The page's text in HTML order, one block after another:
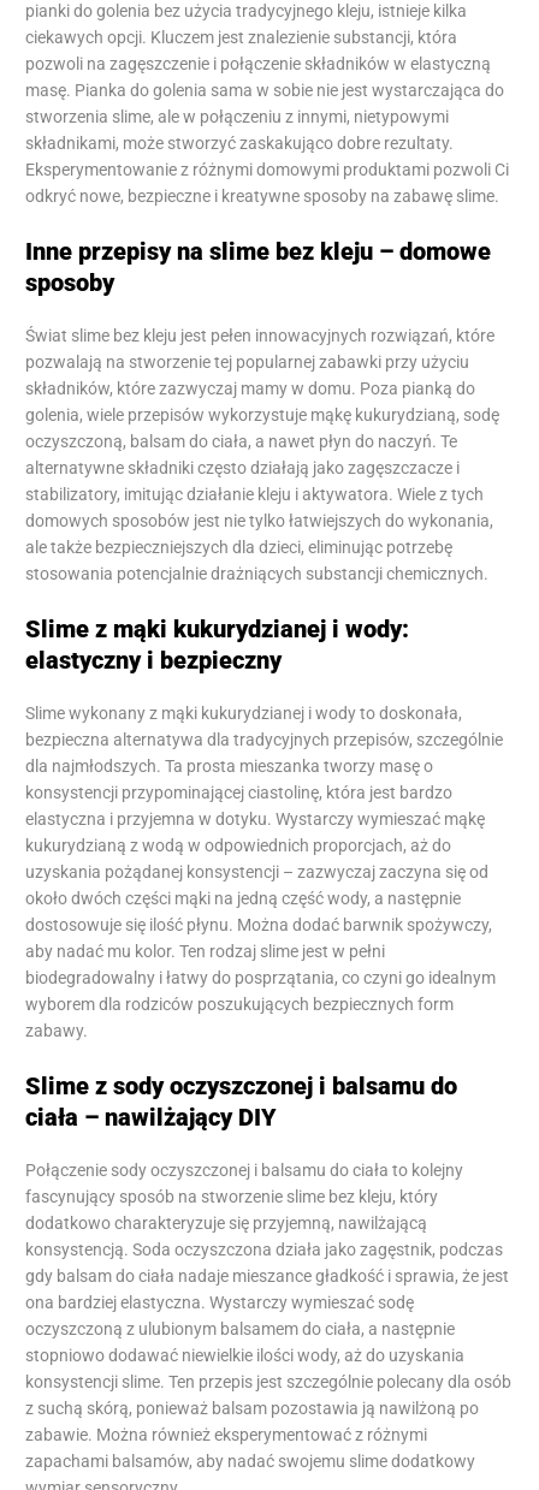
pianki do golenia bez użycia tradycyjnego kleju, istnieje kilka
ciekawych opcji. Kluczem jest znalezienie substancji, która
pozwoli na zagęszczenie i połączenie składników w elastyczną
masę. Pianka do golenia sama w sobie nie jest wystarczająca do
stworzenia slime, ale w połączeniu z innymi, nietypowymi
składnikami, może stworzyć zaskakująco dobre rezultaty.
Eksperymentowanie z różnymi domowymi produktami pozwoli Ci
odkryć nowe, bezpieczne i kreatywne sposoby na zabawę slime.
Inne przepisy na slime bez kleju – domowe
sposoby
Świat slime bez kleju jest pełen innowacyjnych rozwiązań, które
pozwalają na stworzenie tej popularnej zabawki przy użyciu
składników, które zazwyczaj mamy w domu. Poza pianką do
golenia, wiele przepisów wykorzystuje mąkę kukurydzianą, sodę
oczyszczoną, balsam do ciała, a nawet płyn do naczyń. Te
alternatywne składniki często działają jako zagęszczacze i
stabilizatory, imitując działanie kleju i aktywatora. Wiele z tych
domowych sposobów jest nie tylko łatwiejszych do wykonania,
ale także bezpieczniejszych dla dzieci, eliminując potrzebę
stosowania potencjalnie drażniących substancji chemicznych.
Slime z mąki kukurydzianej i wody:
elastyczny i bezpieczny
Slime wykonany z mąki kukurydzianej i wody to doskonała,
bezpieczna alternatywa dla tradycyjnych przepisów, szczególnie
dla najmłodszych. Ta prosta mieszanka tworzy masę o
konsystencji przypominającej ciastolinę, która jest bardzo
elastyczna i przyjemna w dotyku. Wystarczy wymieszać mąkę
kukurydzianą z wodą w odpowiednich proporcjach, aż do
uzyskania pożądanej konsystencji – zazwyczaj zaczyna się od
około dwóch części mąki na jedną część wody, a następnie
dostosowuje się ilość płynu. Można dodać barwnik spożywczy,
aby nadać mu kolor. Ten rodzaj slime jest w pełni
biodegradowalny i łatwy do posprzątania, co czyni go idealnym
wyborem dla rodziców poszukujących bezpiecznych form
zabawy.
Slime z sody oczyszczonej i balsamu do
ciała – nawilżający DIY
Połączenie sody oczyszczonej i balsamu do ciała to kolejny
fascynujący sposób na stworzenie slime bez kleju, który
dodatkowo charakteryzuje się przyjemną, nawilżającą
konsystencją. Soda oczyszczona działa jako zagęstnik, podczas
gdy balsam do ciała nadaje mieszance gładkość i sprawia, że jest
ona bardziej elastyczna. Wystarczy wymieszać sodę
oczyszczoną z ulubionym balsamem do ciała, a następnie
stopniowo dodawać niewielkie ilości wody, aż do uzyskania
konsystencji slime. Ten przepis jest szczególnie polecany dla osób
z suchą skórą, ponieważ balsam pozostawia ją nawilżoną po
zabawie. Można również eksperymentować z różnymi
zapachami balsamów, aby nadać swojemu slime dodatkowy